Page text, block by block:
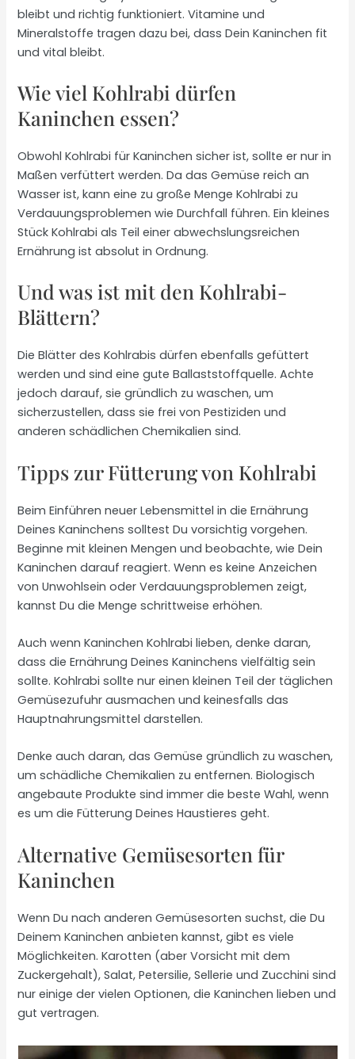
bleibt und richtig funktioniert. Vitamine und
Mineralstoffe tragen dazu bei, dass Dein Kaninchen fit
und vital bleibt.
Wie viel Kohlrabi dürfen
Kaninchen essen?
Obwohl Kohlrabi für Kaninchen sicher ist, sollte er nur in
Maßen verfüttert werden. Da das Gemüse reich an
Wasser ist, kann eine zu große Menge Kohlrabi zu
Verdauungsproblemen wie Durchfall führen. Ein kleines
Stück Kohlrabi als Teil einer abwechslungsreichen
Ernährung ist absolut in Ordnung.
Und was ist mit den Kohlrabi-
Blättern?
Die Blätter des Kohlrabis dürfen ebenfalls gefüttert
werden und sind eine gute Ballaststoffquelle. Achte
jedoch darauf, sie gründlich zu waschen, um
sicherzustellen, dass sie frei von Pestiziden und
anderen schädlichen Chemikalien sind.
Tipps zur Fütterung von Kohlrabi
Beim Einführen neuer Lebensmittel in die Ernährung
Deines Kaninchens solltest Du vorsichtig vorgehen.
Beginne mit kleinen Mengen und beobachte, wie Dein
Kaninchen darauf reagiert. Wenn es keine Anzeichen
von Unwohlsein oder Verdauungsproblemen zeigt,
kannst Du die Menge schrittweise erhöhen.
Auch wenn Kaninchen Kohlrabi lieben, denke daran,
dass die Ernährung Deines Kaninchens vielfältig sein
sollte. Kohlrabi sollte nur einen kleinen Teil der täglichen
Gemüsezufuhr ausmachen und keinesfalls das
Hauptnahrungsmittel darstellen.
Denke auch daran, das Gemüse gründlich zu waschen,
um schädliche Chemikalien zu entfernen. Biologisch
angebaute Produkte sind immer die beste Wahl, wenn
es um die Fütterung Deines Haustieres geht.
Alternative Gemüsesorten für
Kaninchen
Wenn Du nach anderen Gemüsesorten suchst, die Du
Deinem Kaninchen anbieten kannst, gibt es viele
Möglichkeiten. Karotten (aber Vorsicht mit dem
Zuckergehalt), Salat, Petersilie, Sellerie und Zucchini sind
nur einige der vielen Optionen, die Kaninchen lieben und
gut vertragen.